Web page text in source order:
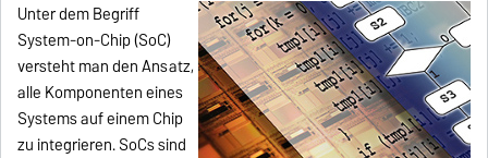
Unter dem Begriff
System-on-Chip (SoC)
versteht man den Ansatz,
alle Komponenten eines
Systems auf einem Chip
zu integrieren. SoCs sind